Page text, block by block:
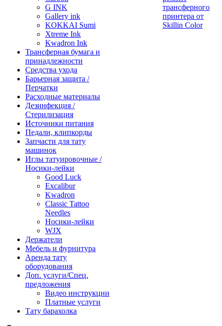
G INK
Gallery ink
KOKKAI Sumi
Xtreme Ink
Kwadron Ink
Трансферная бумага и
принадлежности
Средства ухода
Барьерная защита /
Перчатки
Расходные материалы
Дезинфекция /
Стерилизация
Источники питания
Педали, клипкорды
Запчасти для тату
машинок
Иглы татуировочные /
Носики-лейки
Good Luck
Excalibur
Kwadron
Classic Tattoo
Needles
Носики-лейки
WJX
Держатели
Мебель и фурнитура
Аренда тату
оборудования
Доп. услуги/Спец.
предложения
Видео инструкции
Платные услуги
Тату барахолка
трансферного
принтера от
Skillin Color